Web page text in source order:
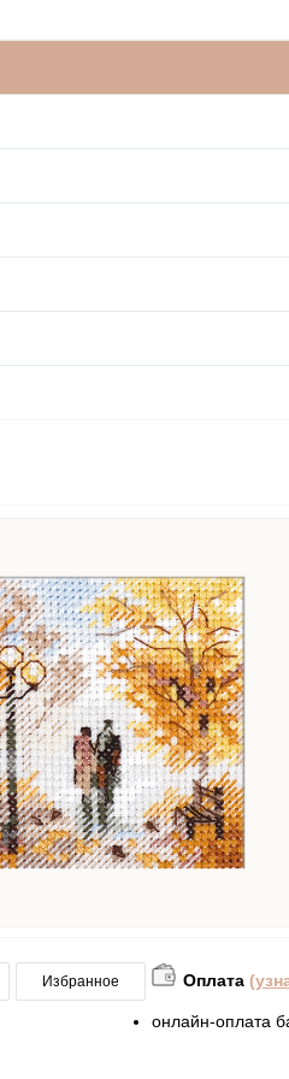
Избранное Оплата
онлайн-оплата